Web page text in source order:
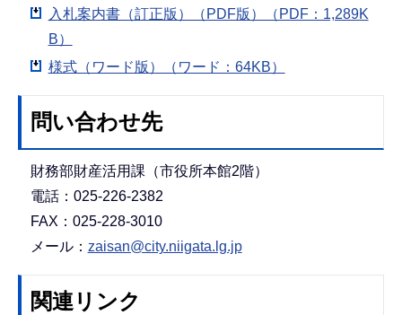
入札案内書（訂正版）（PDF版）（PDF：1,289K
B）
様式（ワード版）（ワード：64KB）
問い合わせ先
財務部財産活用課（市役所本館2階）
電話：025-226-2382
FAX：025-228-3010
メール： zaisan@city.niigata.lg.jp
関連リンク